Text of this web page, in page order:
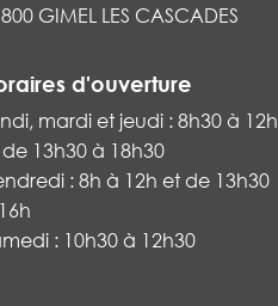
GIMEL LES CASCADES
d'ouverture
mardi et jeudi : 8h30 à 12h
13h30 à 18h30
: 8h à 12h et de 13h30
: 10h30 à 12h30